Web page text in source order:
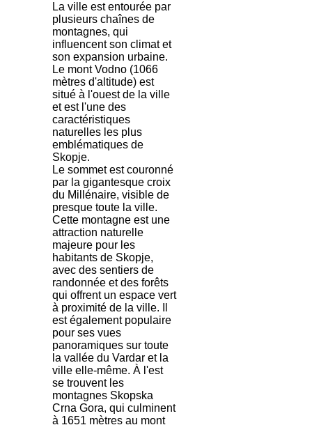
La ville est entourée par
plusieurs chaînes de
montagnes, qui
influencent son climat et
son expansion urbaine.
Le mont Vodno (1066
mètres d'altitude) est
situé à l'ouest de la ville
et est l'une des
caractéristiques
naturelles les plus
emblématiques de
Skopje.
Le sommet est couronné
par la gigantesque croix
du Millénaire, visible de
presque toute la ville.
Cette montagne est une
attraction naturelle
majeure pour les
habitants de Skopje,
avec des sentiers de
randonnée et des forêts
qui offrent un espace vert
à proximité de la ville. Il
est également populaire
pour ses vues
panoramiques sur toute
la vallée du Vardar et la
ville elle-même. À l'est
se trouvent les
montagnes Skopska
Crna Gora, qui culminent
à 1651 mètres au mont